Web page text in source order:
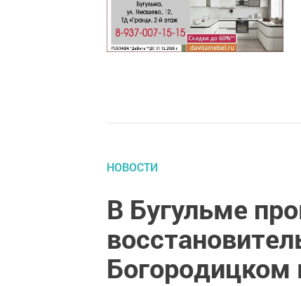
НОВОСТИ
В Бугульме